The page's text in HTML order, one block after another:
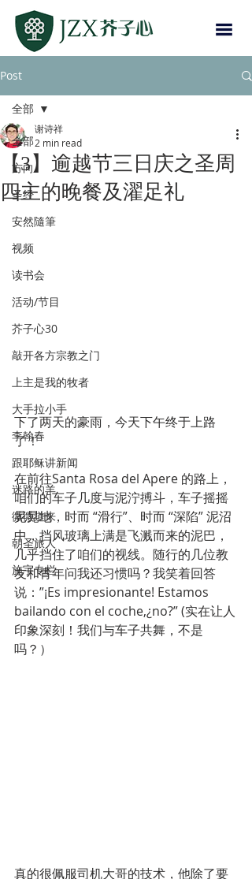
Post
全部
方向
圣经
安然隨筆
视频
读书会
活动/节目
芥子心30
敲开各方宗教之门
上主是我的牧者
大手拉小手
李翰春
跟耶稣讲新闻
迷路的羊
微微道来
朝圣旅人
施宇专栏
全部
【3】逾越节三日庆之圣周
四主的晚餐及濯足礼
谢诗祥
2 min read
下了两天的豪雨，今天下午终于上路
了！
在前往Santa Rosa del Apere 的路上，
咱们的车子几度与泥泞搏斗，车子摇摇
晃晃地，时而 “滑行”、时而 “深陷” 泥沼
中，挡风玻璃上满是飞溅而来的泥巴，
几乎挡住了咱们的视线。随行的几位教
友和青年问我还习惯吗？我笑着回答
说：”¡Es impresionante! Estamos
bailando con el coche,¿no?” (实在让人
印象深刻！我们与车子共舞，不是
吗？）
真的很佩服司机大哥的技术，他除了要